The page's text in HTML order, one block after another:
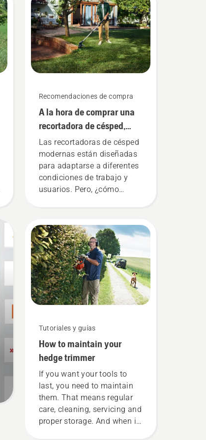
Recomendaciones de compra
A la hora de comprar una
recortadora de césped,
debes tener en cuenta
estas cinco cosas
Las recortadoras de césped
modernas están diseñadas
para adaptarse a diferentes
condiciones de trabajo y
usuarios. Pero, ¿cómo
necesidades? Aquí tienes
algunas preguntas
imprescindibles cuyas
respuestas te llevarán a la
decisión correcta.
Tutoriales y guías
How to maintain your
hedge trimmer
If you want your tools to
last, you need to maintain
them. That means regular
care, cleaning, servicing and
proper storage. And when it